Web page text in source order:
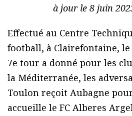
à jour le 8 juin
Effectué au Centre
football, à Clairefontaine,
7e tour a donné pour les
la Méditerranée, les
Toulon reçoit Aubagne
accueille le FC Alberes